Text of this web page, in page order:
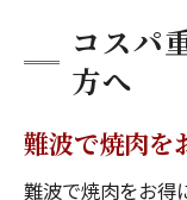
コスパ
方へ
難波で焼肉を
難波で焼肉をお得